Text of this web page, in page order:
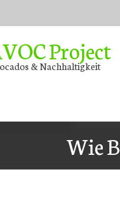
Project
& Nachhaltigkeit
Wie